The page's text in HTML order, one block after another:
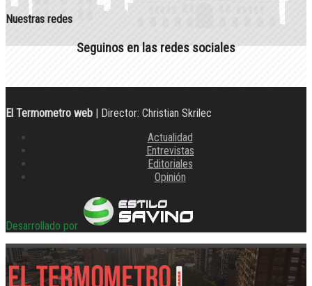
Nuestras redes
Seguinos en las redes sociales
El Termometro web | Director: Christian Skrilec
Actualidad
Entrevistas
Editoriales
Opinión
Desarrollado por